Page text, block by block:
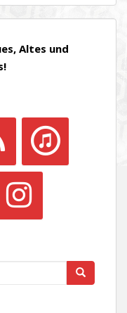
Altes und